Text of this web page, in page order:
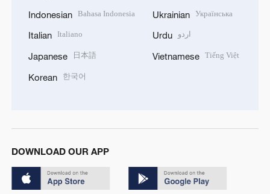
Indonesian Bahasa Indonesia
Italian Italiano
Japanese 日本語
Korean 한국어
Ukrainian Українська
Urdu اردو
Vietnamese Tiếng Việt
DOWNLOAD OUR APP